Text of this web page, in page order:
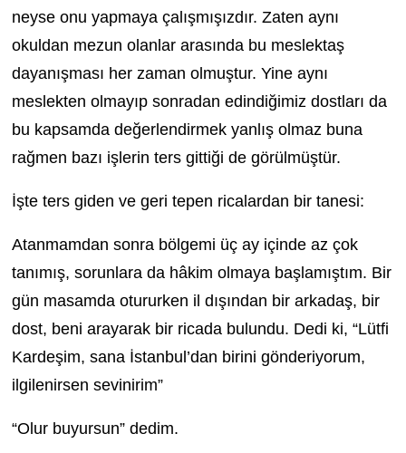
neyse onu yapmaya çalışmışızdır. Zaten aynı
okuldan mezun olanlar arasında bu meslektaş
dayanışması her zaman olmuştur. Yine aynı
meslekten olmayıp sonradan edindiğimiz dostları da
bu kapsamda değerlendirmek yanlış olmaz buna
rağmen bazı işlerin ters gittiği de görülmüştür.
İşte ters giden ve geri tepen ricalardan bir tanesi:
Atanmamdan sonra bölgemi üç ay içinde az çok
tanımış, sorunlara da hâkim olmaya başlamıştım. Bir
gün masamda otururken il dışından bir arkadaş, bir
dost, beni arayarak bir ricada bulundu. Dedi ki, “Lütfi
Kardeşim, sana İstanbul’dan birini gönderiyorum,
ilgilenirsen sevinirim”
“Olur buyursun” dedim.